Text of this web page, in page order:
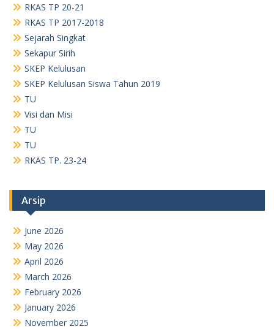
RKAS TP 20-21
RKAS TP 2017-2018
Sejarah Singkat
Sekapur Sirih
SKEP Kelulusan
SKEP Kelulusan Siswa Tahun 2019
TU
Visi dan Misi
TU
TU
RKAS TP. 23-24
Arsip
June 2026
May 2026
April 2026
March 2026
February 2026
January 2026
November 2025